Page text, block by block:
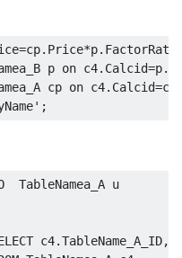
=cp. Price*p.
p on c4. Calcid=p.
cp on c4. Calcid=cp
;
  TableNamea_A u
c4.TableName_A_ID,(